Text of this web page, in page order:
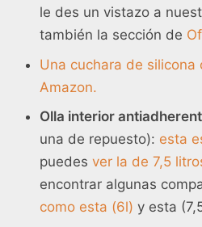
le des un vistazo a
también la sección de
Una cuchara de silicona
Amazon.
Olla interior
una de repuesto): esta
puedes ver la de 7,5
encontrar algunas
como esta (6l) y esta